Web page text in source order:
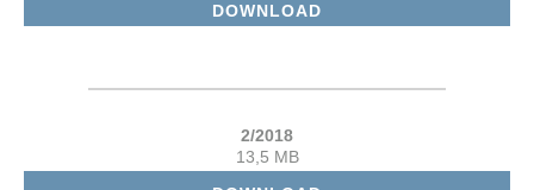
DOWNLOAD
2/2018
13,5 MB